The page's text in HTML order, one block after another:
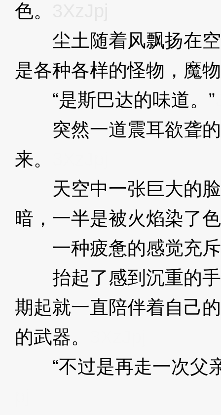
色。
尘土随着风飘扬在空
是各种各样的怪物，魔
“是斯巴达的味道。”
突然一道震耳欲聋的
来。
天空中一张巨大的脸
暗，一半是被火焰染了
一种疲惫的感觉充斥
抬起了感到沉重的手
期起就一直陪伴着自己
的武器。
“不过是再走一次父